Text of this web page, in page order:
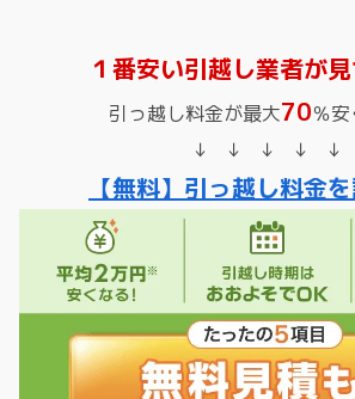
１番安い引越し業者が見
引っ越し料金が最大70％安
↓ ↓ ↓ ↓ ↓
【無料】引っ越し料金